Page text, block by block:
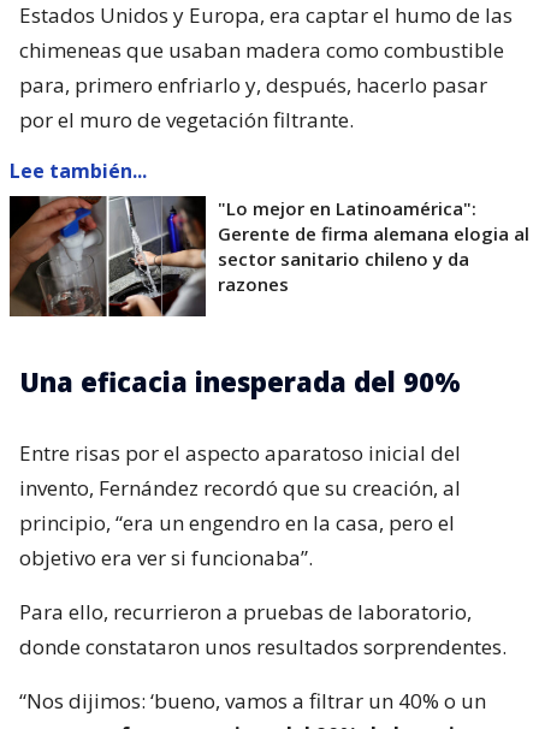
Estados Unidos y Europa, era captar el humo de las
chimeneas que usaban madera como combustible
para, primero enfriarlo y, después, hacerlo pasar
por el muro de vegetación filtrante.
Lee también...
"Lo mejor en Latinoamérica":
Gerente de firma alemana elogia al
sector sanitario chileno y da
razones
Una eficacia inesperada del 90%
Entre risas por el aspecto aparatoso inicial del
invento, Fernández recordó que su creación, al
principio, “era un engendro en la casa, pero el
objetivo era ver si funcionaba”.
Para ello, recurrieron a pruebas de laboratorio,
donde constataron unos resultados sorprendentes.
“Nos dijimos: ‘bueno, vamos a filtrar un 40% o un